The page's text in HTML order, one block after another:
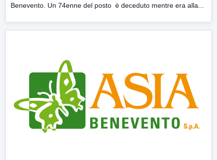
Benevento. Un 74enne del posto è deceduto mentre era alla...